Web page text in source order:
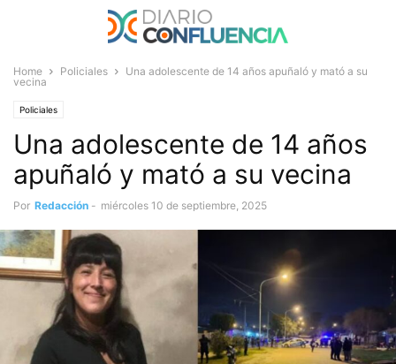
Home Policiales
Una adolescente de 14 años apuñaló y mató a su
vecina
Policiales
Una adolescente de 14 años
apuñaló y mató a su vecina
Por Redacción - miércoles 10 de septiembre, 2025